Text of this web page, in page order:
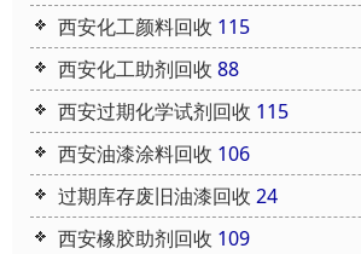
西安化工颜料回收 115
西安化工助剂回收 88
西安过期化学试剂回收 115
西安油漆涂料回收 106
过期库存废旧油漆回收 24
西安橡胶助剂回收 109